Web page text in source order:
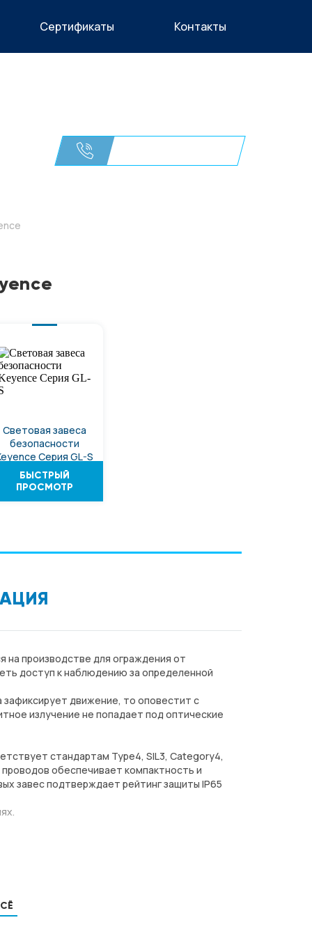
Сертификаты Контакты
Световая завеса
безопасности
Серия GL-S
БЫСТРЫЙ
ПРОСМОТР
на производстве для ограждения от
доступ к наблюдению за определенной
движение, то оповестит с
излучение не попадает под оптические
стандартам Type4, SIL3, Category4,
обеспечивает компактность и
завес подтверждает рейтинг защиты IP65